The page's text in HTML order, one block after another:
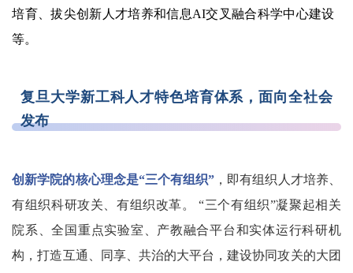
培育、拔尖创新人才培养和信息AI交叉融合科学中心建设
等。
复旦大学新工科人才特色培育体系， 面向全社会
发布
创新学院的核心理念是“三个有组织” ，即有组织人才培养、
有组织科研攻关、有组织改革。 “三个有组织”凝聚起相关
院系、全国重点实验室、产教融合平台和实体运行科研机
构，打造互通、同享、共治的大平台，建设协同攻关的大团